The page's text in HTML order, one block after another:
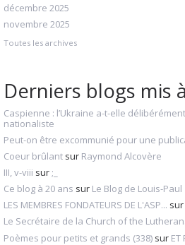
décembre 2025
novembre 2025
Toutes les archives
Derniers blogs mis
Caspienne : l’Ukraine a-t-elle
nationaliste
Peut-on être excommunié pour une
Coeur brûlant sur Raymond Alcovère
III, v-viii sur ;_
Ce blog à 20 ans sur Le Blog de Louis-Paul
LES MEMBRES FONDATEURS DE L'ASP... sur
Le Secrétaire de la Church of the
Poèmes pour petits et grands (338) sur ET